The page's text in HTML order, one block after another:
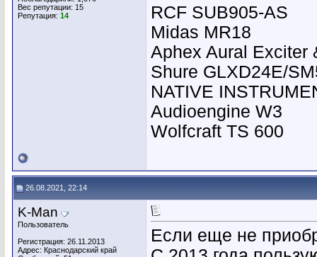
Вес репутации: 15
Репутация: 14
RCF SUB905-AS
Midas MR18
Aphex Aural Exciter
Shure GLXD24E/
NATIVE
Audioengine W3
Wolfcraft TS 600
26.08.2021, 22:14
K-Man
Пользователь
Регистрация: 26.11.2013
Адрес: Краснодарский край
Если еще не